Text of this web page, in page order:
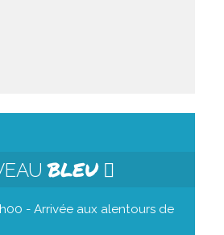
BLEU
- Arrivée aux alentours de